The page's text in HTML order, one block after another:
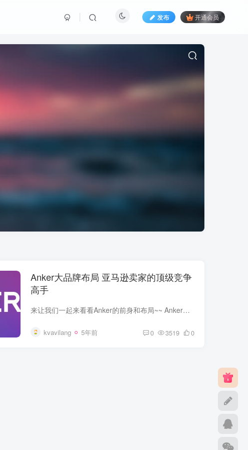
发布 开通会员
Anker大品牌布局 亚马逊卖家的顶级竞争
高手
来让我们一起来看看Anker的前身和布局~~ Anker在中国、日本、美国、德国和英国均设有子公司。Anker创始人Steven 在美国加利福利亚州的Google担任软件工程师后于2011年回到深圳。Anker 在2011年...
kvavilang 5年前 0 3519 0